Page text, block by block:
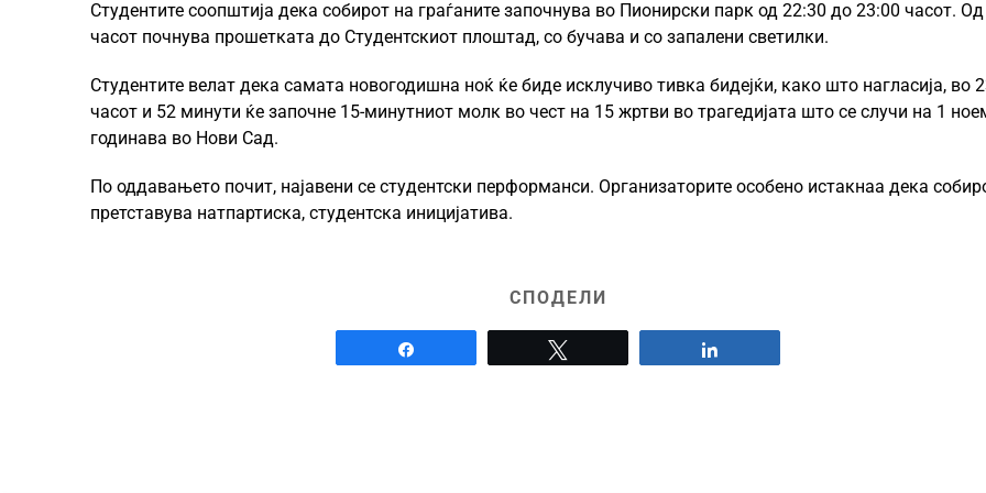
Студентите соопштија дека собирот на граѓаните започнува во Пионирски парк од 22:30 до 23:00 часот.
часот почнува прошетката до Студентскиот плоштад, со бучава и со запалени светилки.
Студентите велат дека самата новогодишна ноќ ќе биде исклучиво тивка бидејќи, како што нагласија, во
часот и 52 минути ќе започне 15-минутниот молк во чест на 15 жртви во трагедијата што се случи на 1
годинава во Нови Сад.
По оддавањето почит, најавени се студентски перформанси. Организаторите особено истакнаа дека
претставува натпартиска, студентска иницијатива.
СПОДЕЛИ